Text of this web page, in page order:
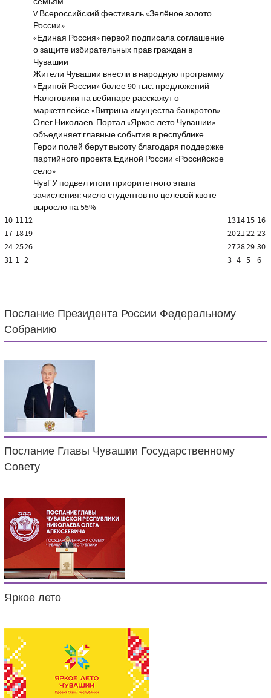
V Всероссийский фестиваль «Зелёное золото
России»
«Единая Россия» первой подписала соглашение
о защите избирательных прав граждан в
Чувашии
Жители Чувашии внесли в народную программу
«Единой России» более 90 тыс. предложений
Налоговики на вебинаре расскажут о
маркетплейсе «Витрина имущества банкротов»
Олег Николаев: Портал «Яркое лето Чувашии»
объединяет главные события в республике
Герои полей берут высоту благодаря поддержке
партийного проекта Единой России «Российское
село»
ЧувГУ подвел итоги приоритетного этапа
зачисления: число студентов по целевой квоте
выросло на 55%
10 1112 131415 16
17 1819 202122 23
24 2526 272829 30
31 1 2 3 4 5 6
Послание Президента России Федеральному
Собранию
Послание Главы Чувашии Государственному
Совету
Яркое лето